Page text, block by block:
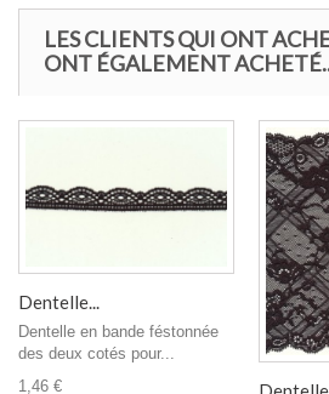
LES CLIENTS QUI ONT
ONT ÉGALEMENT
Dentelle...
Dentelle en bande féstonnée
des deux cotés pour...
1,46 €